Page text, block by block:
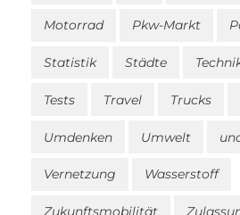
Motorrad Pkw-Markt
Statistik Städte
Tests Travel Trucks
Umdenken Umwelt
Vernetzung Wasserstoff
Zukunftsmobilität